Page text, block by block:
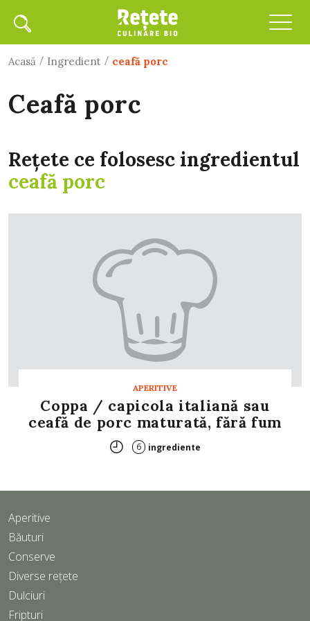
Acasă / Ingredient / ceafă porc
ceafă porc
Rețete ce folosesc ingredientul
ceafă porc
APERITIVE
Coppa / capicola italiană sau
ceafă de porc maturată, fără fum
6 ingrediente
Aperitive
Băuturi
Conserve
Diverse rețete
Dulciuri
Fripturi